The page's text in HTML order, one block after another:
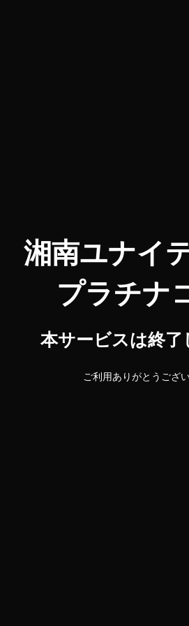
湘南ユナイ
プラチナ
本サービスは終了
ご利用ありがとうござい